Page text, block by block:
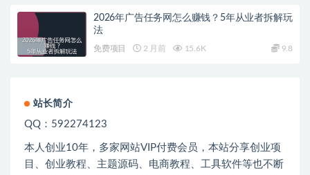
2026年广告任务网怎么赚钱？5年从业者拆解玩
法
免费项目 2 月前 15.6K 9.8
站长简介
QQ：592274123
本人创业10年，多家网站VIP付费会员，本站分享创业项
目、创业教程、主题源码、电商教程、工具软件等也不断